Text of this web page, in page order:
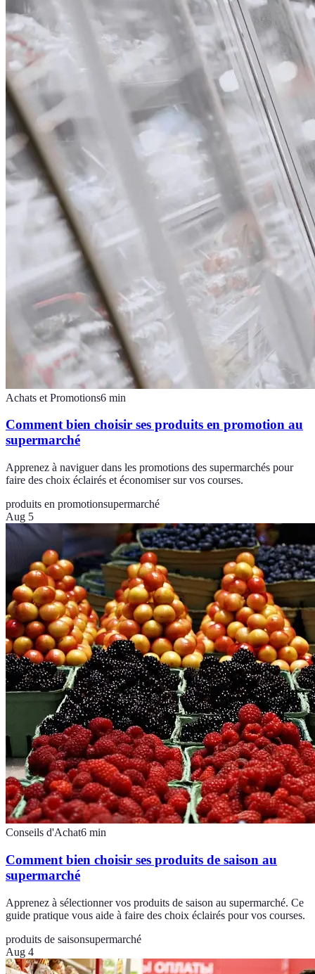
Achats et Promotions6 min
Comment bien choisir ses produits en promotion au
supermarché
Apprenez à naviguer dans les promotions des supermarchés pour
faire des choix éclairés et économiser sur vos courses.
produits en promotionsupermarché
Aug 5
Conseils d'Achat6 min
Comment bien choisir ses produits de saison au
supermarché
Apprenez à sélectionner vos produits de saison au supermarché. Ce
guide pratique vous aide à faire des choix éclairés pour vos courses.
produits de saisonsupermarché
Aug 4